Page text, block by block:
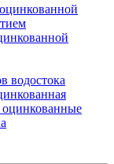
водостока
оцинкованные